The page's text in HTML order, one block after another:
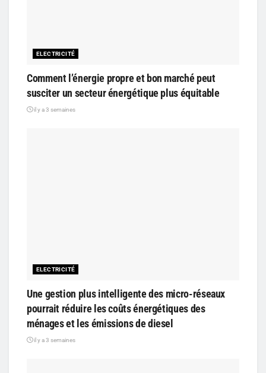
ELECTRICITÉ
Comment l’énergie propre et bon marché peut
susciter un secteur énergétique plus équitable
il y a 3 semaines
ELECTRICITÉ
Une gestion plus intelligente des micro-réseaux
pourrait réduire les coûts énergétiques des
ménages et les émissions de diesel
il y a 3 semaines